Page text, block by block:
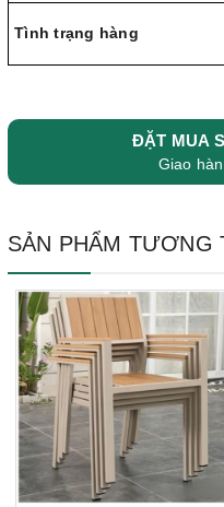
Tình trạng hàng
ĐẶT MUA
Giao
SẢN PHẨM TƯƠNG